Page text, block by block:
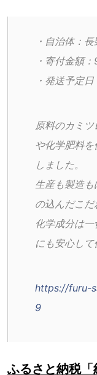
・自治体：
・寄付金額
・発送予定
原料のカミ
や化学肥料
しました。
生産も製造
の込んだこだ
化学成分は
にも安心して
https://furu-
9
ふるさと納税